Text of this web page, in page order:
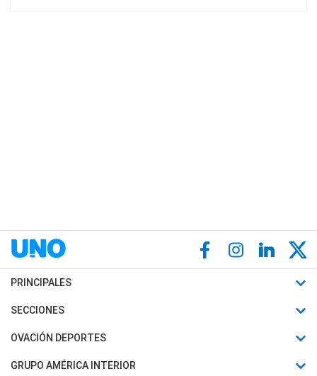
PRINCIPALES
Últimas Noticias
Política
SECCIONES
Horóscopo
Motores
OVACIÓN DEPORTES
Fútbol
GRUPO AMÉRICA INTERIOR